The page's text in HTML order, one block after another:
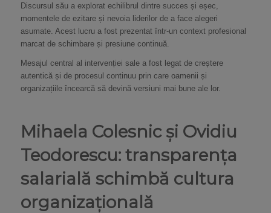
Discursul său a explorat echilibrul dintre succes și eșec,
momentele de ezitare și nevoia liderilor de a face alegeri
asumate. Acest lucru a fost prezentat într-un context profesional
marcat de schimbare și presiune continuă.
Mesajul central al intervenției sale a fost legat de creștere
autentică și de procesul continuu prin care oamenii și
organizațiile încearcă să devină versiuni mai bune ale lor.
Mihaela Colesnic și Ovidiu
Teodorescu: transparența
salarială schimbă cultura
organizațională